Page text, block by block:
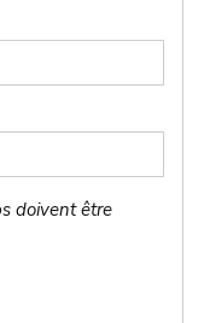
doivent être